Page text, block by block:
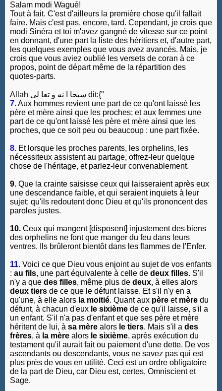
Salam modi Wagué!
Tout à fait. C'est d'ailleurs la première chose qu'il fallait
faire. Mais c'est pas, encore, tard. Cependant, je crois que
modi Sinéra et toi m'avez gangné de vitesse sur ce point
en donnant, d'une part la liste des héritiers et, d'autre part,
les quelques exemples que vous avez avancés. Mais, je
crois que vous aviez oublié les versets de coran à ce
propos, point de départ même de la répartition des
quotes-parts.
Allah سبحا ا نه و تعا لى dit:{"
7.Aux hommes revient une part de ce qu'ont laissé les
père et mère ainsi que les proches; et aux femmes une
part de ce qu'ont laissé les père et mère ainsi que les
proches, que ce soit peu ou beaucoup : une part fixée.
8. Et lorsque les proches parents, les orphelins, les
nécessiteux assistent au partage, offrez-leur quelque
chose de l'héritage, et parlez-leur convenablement.
9. Que la crainte saisisse ceux qui laisseraient après eux
une descendance faible, et qui seraient inquiets à leur
sujet; qu'ils redoutent donc Dieu et qu'ils prononcent des
paroles justes.
10. Ceux qui mangent [disposent] injustement des biens
des orphelins ne font que manger du feu dans leurs
ventres. Ils brûleront bientôt dans les flammes de l'Enfer.
11. Voici ce que Dieu vous enjoint au sujet de vos enfants
: au fils, une part équivalente à celle de deux filles. S'il
n'y a que des filles, même plus de deux, à elles alors
deux tiers de ce que le défunt laisse. Et s'il n'y en a
qu'une, à elle alors la moitié. Quant aux père et mère du
défunt, à chacun d'eux le sixième de ce qu'il laisse, s'il a
un enfant. S'il n'a pas d'enfant et que ses père et mère
héritent de lui, à sa mère alors le tiers. Mais s'il a des
frères, à la mère alors le sixième, après exécution du
testament qu'il aurait fait ou paiement d'une dette. De vos
ascendants ou descendants, vous ne savez pas qui est
plus près de vous en utilité. Ceci est un ordre obligatoire
de la part de Dieu, car Dieu est, certes, Omniscient et
Sage.